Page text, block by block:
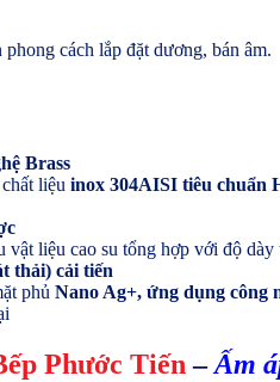
cách lắp đặt dương, bán âm.
Brass
liệu inox 304AISI tiêu chuẩn
vật liệu cao su tổng hợp với độ
thải) cải tiến
phủ Nano Ag+, ứng dụng công
Phước Tiến –Ấm